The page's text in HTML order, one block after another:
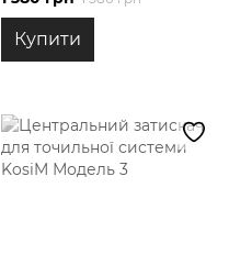
KosiM M3 M3+
Купити